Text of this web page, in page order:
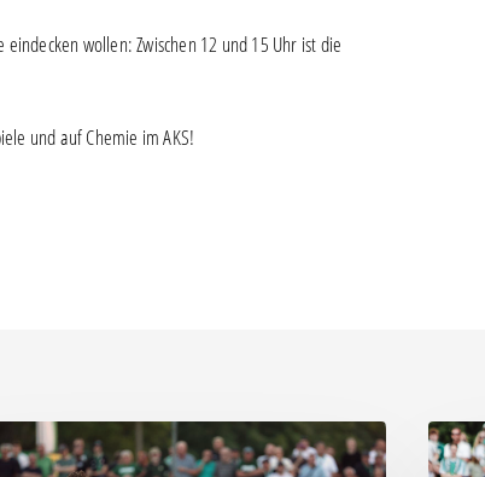
wollen: Zwischen 12 und 15 Uhr ist die
und auf Chemie im AKS!
“Einer
für